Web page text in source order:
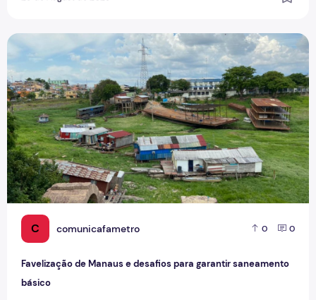
C comunicafametro 0 0
Favelização de Manaus e desafios para garantir saneamento
básico
Favelização de Manaus e desafios para garantir